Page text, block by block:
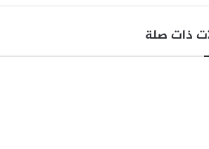
ذات صلة